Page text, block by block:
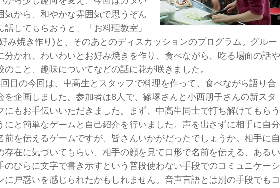
気から、和やかな雰囲気で思うぞん
話してもらおうと、「お料理教室」
み焼き作り)と、そのあとのディスカッションのプログラム。グルー
分かれ、わいわいとお好み焼きを作り、食べながら、吃る場面の話や
のこと、趣味についてなどの話に花が咲きました。
目の今回は、中高生とスタッフで料理を作って、食べながら語り合
を企画しました。参加者は8人で、篠塚さんと小西朋子さんの新スタ
にもお手伝いいただきました。まず、中高生同士で打ち解けてもらう
にと簡単なゲームと自己紹介を行いました。声を出さずに相手に自分
前を伝えるゲームですが、皆さんいかがだったでしょうか。相手に自
存在に気づいてもらい、相手の顔を見て口形で名前を伝える、あるい
のひらに文字で書き示すという普段使わない手段でのコミュニケーシ
に戸惑いを感じられたかもしれません。音声言語とは別の手段でもコ